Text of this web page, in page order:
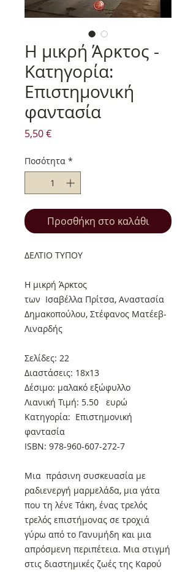
Η μικρή Άρκτος -
Κατηγορία:
Επιστημονική
φαντασία
5,50 €Τιμή
Ποσότητα *
Προσθήκη στο καλάθι
ΔΕΛΤΙΟ ΤΥΠΟΥ
Η μικρή Άρκτος
των Ισαβέλλα Πρίτσα, Αναστασία
Δημακοπούλου, Στέφανος Ματέεβ-
Λιναρδής
Σελίδες: 22
Διαστάσεις: 18x13
Δέσιμο: μαλακό εξώφυλλο
Λιανική Τιμή: 5.50 ευρώ
Κατηγορία: Επιστημονική
φαντασία
ISBN: 978-960-607-272-7
Μια πράσινη συσκευασία με
ραδιενεργή μαρμελάδα, μια γάτα
που τη λένε Τάκη, ένας τρελός
τρελός επιστήμονας σε τροχιά
γύρω από το Γανυμήδη και μια
απρόσμενη περιπέτεια. Μια στιγμή
στις διαστημικές ζωές της Καρού